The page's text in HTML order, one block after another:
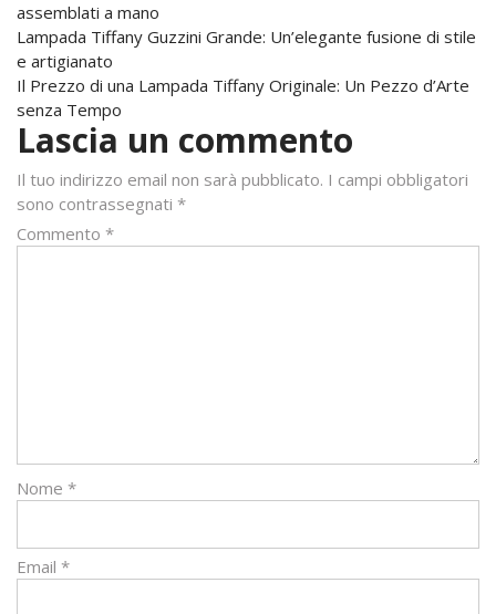
assemblati a mano
Navigazione
articoli
Lampada Tiffany Guzzini Grande: Un’elegante fusione di stile
e artigianato
Il Prezzo di una Lampada Tiffany Originale: Un Pezzo d’Arte
senza Tempo
Lascia un commento
Il tuo indirizzo email non sarà pubblicato. I campi obbligatori
sono contrassegnati *
Commento *
Nome *
Email *